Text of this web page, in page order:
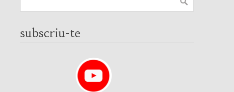
subscriu-te